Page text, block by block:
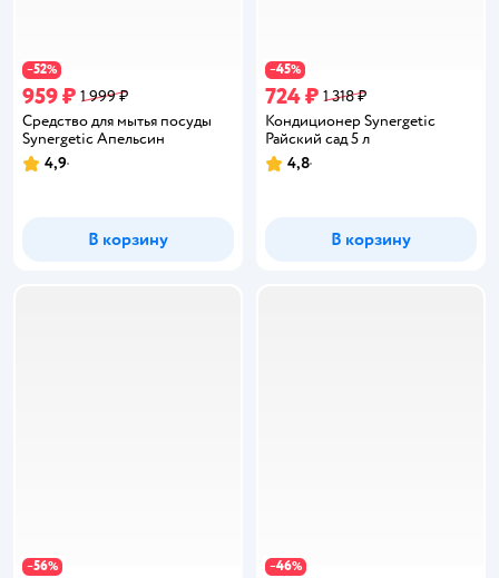
−52%
959 ₽ 1 999 ₽
Средство для мытья посуды
Synergetic Апельсин
Рейтинг:
4,9
В корзину
−45%
724 ₽ 1 318 ₽
Кондиционер Synergetic
Райский сад 5 л
Рейтинг:
4,8
В корзину
−56% −46%